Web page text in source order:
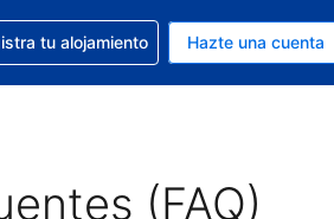
actual es Dólar de EEUU
prefieres. Tu idioma actual es
ayuda con la reserva
tu alojamiento Hazte una cuenta
(FAQ)